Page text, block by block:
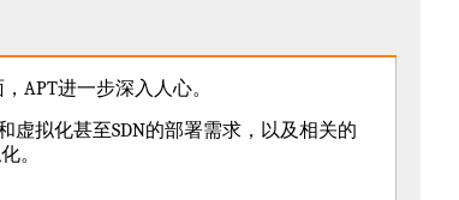
APT进一步深入人心。
拟化甚至SDN的部署需求，以及相关的
。